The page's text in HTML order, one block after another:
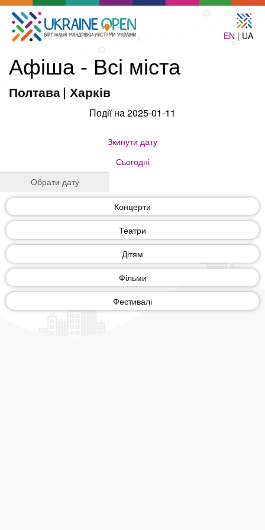
EN | UA
Афіша - Всі міста
Полтава| Харків
Події на 2025-01-11
Зкинути дату
Сьогодні
Концерти
Театри
Дітям
Фільми
Фестивалі